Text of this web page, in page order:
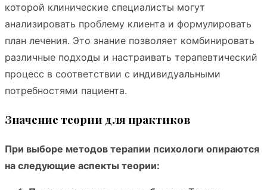
которой клинические специалисты могут
анализировать проблему клиента и формулировать
план лечения. Это знание позволяет комбинировать
различные подходы и настраивать терапевтический
процесс в соответствии с индивидуальными
потребностями пациента.
Значение теории для практиков
При выборе методов терапии психологи опираются
на следующие аспекты теории: